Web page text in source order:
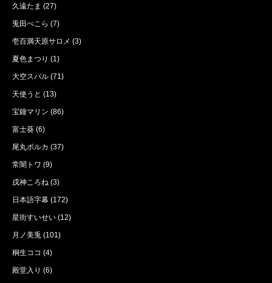
久遠たま (27)
兎田ぺこら (7)
壱百満天原サロメ (3)
夏色まつり (1)
大空スバル (71)
天使うと (13)
宝鐘マリン (86)
富士葵 (6)
尾丸ポルカ (37)
常闇トワ (9)
戌神ころね (3)
日本語字幕 (172)
星街すいせい (12)
月ノ美兎 (101)
桐生ココ (4)
殿堂入り (6)